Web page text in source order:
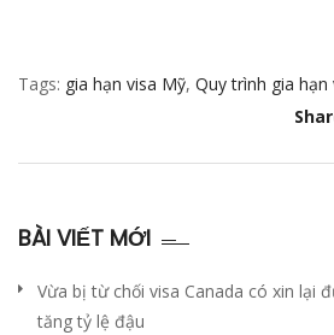
Tags: gia hạn visa Mỹ, Quy trình gia hạn
BÀI VIẾT MỚI
Vừa bị từ chối visa Canada có xin lại
tăng tỷ lệ đậu